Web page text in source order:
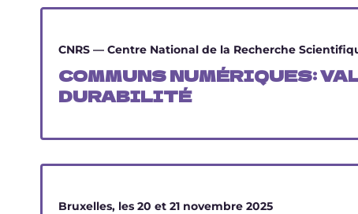
CNRS — Centre National de la Recherche
COMMUNS NUMÉRIQUES:
DURABILITÉ
Bruxelles, les 20 et 21 novembre 2025